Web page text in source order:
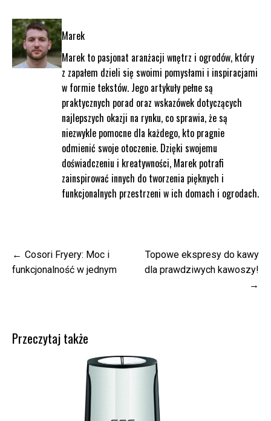
Marek
Marek to pasjonat aranżacji wnętrz i ogrodów, który
z zapałem dzieli się swoimi pomysłami i inspiracjami
w formie tekstów. Jego artykuły pełne są
praktycznych porad oraz wskazówek dotyczących
najlepszych okazji na rynku, co sprawia, że są
niezwykle pomocne dla każdego, kto pragnie
odmienić swoje otoczenie. Dzięki swojemu
doświadczeniu i kreatywności, Marek potrafi
zainspirować innych do tworzenia pięknych i
funkcjonalnych przestrzeni w ich domach i ogrodach.
Nawigacja
wpisu
Cosori Fryery: Moc i
funkcjonalność w jednym
Topowe ekspresy do kawy
dla prawdziwych kawoszy!
Przeczytaj także